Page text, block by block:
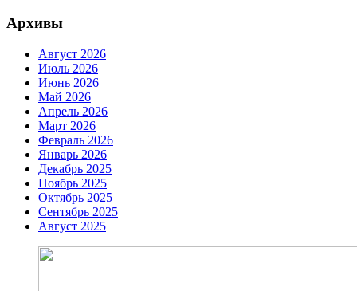
Архивы
Август 2026
Июль 2026
Июнь 2026
Май 2026
Апрель 2026
Март 2026
Февраль 2026
Январь 2026
Декабрь 2025
Ноябрь 2025
Октябрь 2025
Сентябрь 2025
Август 2025